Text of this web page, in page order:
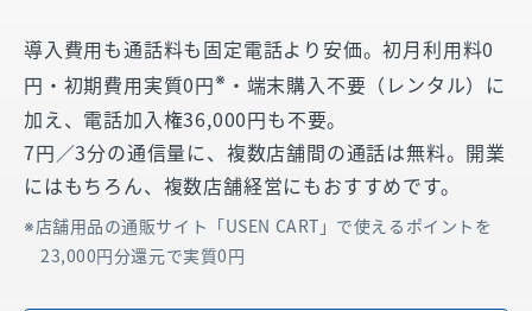
導入費用も通話料も固定電話より安価。初月利用料0
円・初期費用実質0円※ ・端末購入不要（レンタル）に
加え、電話加入権36,000円も不要。
7円／3分の通信量に、複数店舗間の通話は無料。開業
にはもちろん、複数店舗経営にもおすすめです。
店舗用品の通販サイト「USEN CART」で使えるポイントを
23,000円分還元で実質0円